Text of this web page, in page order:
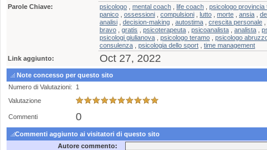
Parole Chiave: psicologo mental coach life coach
psicologo provincia
panico
ossessioni compulsioni lutto morte ansia
analisi
decision-making autostima crescita personale
bravo
gratis psicoterapeuta psicoanalista analista
psicologi giulianova
psicologo teramo
psicologo
consulenza
psicologia dello sport
time management
Link aggiunto:
Oct 27, 2022
Note concesso per questo sito
Numero di Valutazioni:
1
Valutazione
Commenti 0
Commenti aggiunto ai visitatori di questo sito
Autore commento: